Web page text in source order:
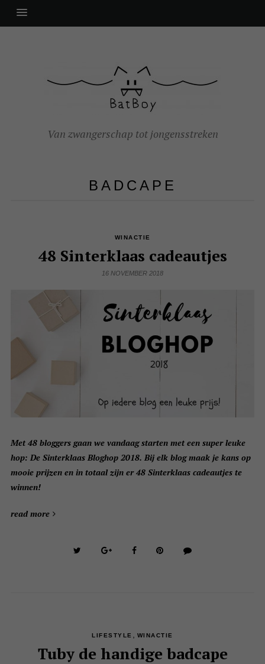
Van zwangerschap tot jongensstreken
BADCAPE
WINACTIE
48 Sinterklaas cadeautjes
16 NOVEMBER 2018
Met 48 bloggers gaan we vandaag starten met een super leuke
hop: De Sinterklaas Bloghop 2018. Bij elk blog maak je kans op
mooie prijzen en in totaal zijn er 48 Sinterklaas cadeautjes te
winnen!
read more
LIFESTYLE WINACTIE
Tuby de handige badcape